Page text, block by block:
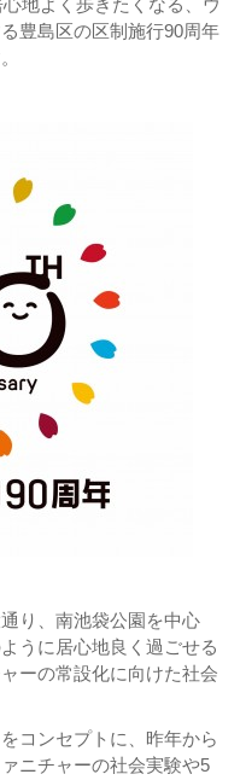
地よく歩きたくなる、ウ
豊島区の区制施行90周年
り、南池袋公園を中心
うに居心地良く過ごせる
ーの常設化に向けた社会
コンセプトに、昨年から
ニチャーの社会実験や5